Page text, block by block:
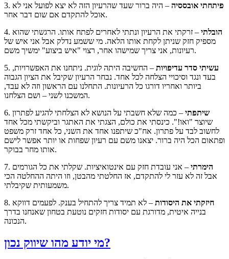
3.
פיתחתי אובססיה – היה ברור שעד שהרעיון הזה לא יצא לפועל אני לא
אוכל להתקדם אם שום דבר אחר.
4.
הובלתי – זרקתי את הרעיון ונתתי לאחרים לפתח אותו. הרגשתי שהוא
מספיק חזק שניתן לקחת אותו הלאה. מי ששמע נדלק אבל אני איש של
רעיונות, אני צריך שמישהו אחר, רצוי "איש ביצוע" ימשיך משם.
5.
עשיתי סדר עדיפויות – החשיבה היתה לוגית. ניתחנו את האפשרויות,
בעד ונגד וסיכויי הצלחה לכל אחד. נבחר הרעיון שקיבל את הציון הגבוה
ביותר ואחריו דורגו כל הרעיונות. התחלנו עם הראשון וזה לא עבד,
המשכנו לשני – ושם הצלחנו.
6.
שיתפתי – כמה שלא חשבתי על הנושא לא הצלחתי להגיע לפתרון
שיוצר "ואו!". כינסתי את כולם, הצגתי את האתגר וביקשתי מכל אחד
לחשוב לבד על פתרון. אח"כ שיתפנו אחד את השני, כל אחד זרק משפט
ופתאום הכל היה ברור. יצאנו משם עם רעיון שפחות או יותר אפשר לישם
אותו מחר בבוקר.
7.
הימרתי – אני עובדת חזק עם אינטואיציות. שקלתי את כל הגורמים
אבל זה לא עזר לי להתקדם, אז החלטתי מהבטן, וזו היתה ההחלטה הכי
משמעותית שקיבלתי.
8.
חיזקתי את היסודות – לא תמיד צריך להתחיל בענק. לפעמים דווקא
בנייה איטית, מדורגת עם יסודות חזקים נוטעת בטחון שאנחנו בדרך
הנכונה.
מי יודע מהו שיווק נכון?